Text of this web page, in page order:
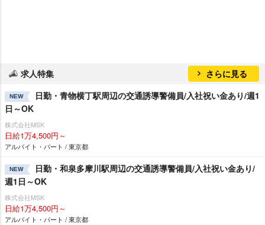
求人特集 さらに見る
NEW
日勤・青物横丁駅周辺の交通誘導警備員/入社祝い金あり/週1
日～OK
株式会社MSK
日給1万4,500円～
アルバイト・パート / 東京都
NEW
日勤・和泉多摩川駅周辺の交通誘導警備員/入社祝い金あり/
週1日～OK
株式会社MSK
日給1万4,500円～
アルバイト・パート / 東京都